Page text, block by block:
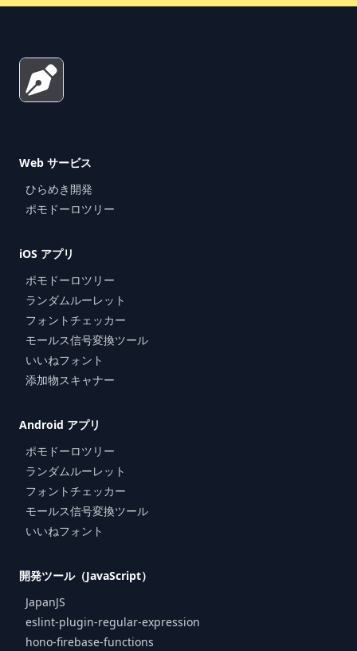
Web サービス
ひらめき開発
ポモドーロツリー
iOS アプリ
ポモドーロツリー
ランダムルーレット
フォントチェッカー
モールス信号変換ツール
いいねフォント
添加物スキャナー
Android アプリ
ポモドーロツリー
ランダムルーレット
フォントチェッカー
モールス信号変換ツール
いいねフォント
開発ツール（JavaScript）
JapanJS
eslint-plugin-regular-expression
hono-firebase-functions